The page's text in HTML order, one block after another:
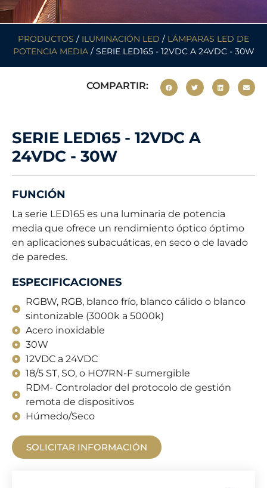
PRODUCTOS / ILUMINACIÓN LED / LÁMPARAS LED DE
POTENCIA MEDIA/ SERIE LED165 - 12VDC A 24VDC - 30W
COMPARTIR:
SERIE LED165 - 12VDC A
24VDC - 30W
FUNCIÓN
La serie LED165 es una luminaria de potencia
media que ofrece un rendimiento óptico óptimo
en aplicaciones subacuáticas, en seco o de lavado
de paredes.
ESPECIFICACIONES
RGBW, RGB, blanco frío, blanco cálido o blanco
sintonizable (3000k a 5000k)
Acero inoxidable
30W
12VDC a 24VDC
18/5 ST, SO, o HO7RN-F sumergible
RDM- Controlador del protocolo de gestión
remota de dispositivos
Húmedo/Seco
SOLICITAR INFORMACIÓN